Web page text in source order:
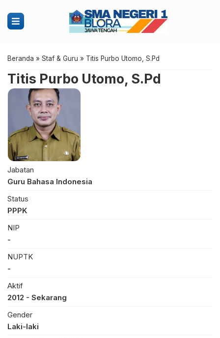
Beranda » Staf & Guru » Titis Purbo Utomo, S.Pd
Titis Purbo Utomo, S.Pd
Jabatan
Guru Bahasa Indonesia
Status
PPPK
NIP
-
NUPTK
-
Aktif
2012 - Sekarang
Gender
Laki-laki